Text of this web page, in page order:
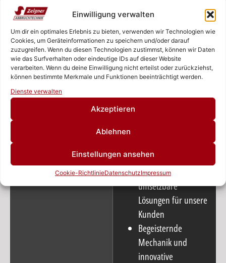
Einwilligung verwalten
Um dir ein optimales Erlebnis zu bieten, verwenden wir Technologien wie
Cookies, um Geräteinformationen zu speichern und/oder darauf
zuzugreifen. Wenn du diesen Technologien zustimmst, können wir Daten
wie das Surfverhalten oder eindeutige IDs auf dieser Website
verarbeiten. Wenn du deine Einwilligung nicht erteilst oder zurückziehst,
können bestimmte Merkmale und Funktionen beeinträchtigt werden.
Dienste verwalten
Akzeptieren
Ablehnen
Einstellungen ansehen
Cookie-RichtlinieDatenschutzImpressum
Schweißer-Schein,
u.v.m.
Freundschaftliche,
beinahe familiäre
Beziehung zu unsern
so finden wir auf
Zusammenarbeit
immer schnelle und
umsetzbare
Lösungen für unsere
Kunden
Begeisternde
Mechanik und
innovative
Rufen Sie uns an!